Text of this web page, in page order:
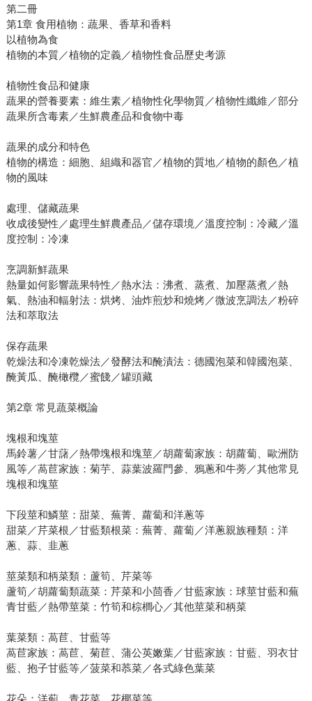
第二冊
第1章 食用植物：蔬果、香草和香料
以植物為食
植物的本質／植物的定義／植物性食品歷史考源
植物性食品和健康
蔬果的營養要素：維生素／植物性化學物質／植物性纖維／部分
蔬果所含毒素／生鮮農產品和食物中毒
蔬果的成分和特色
植物的構造：細胞、組織和器官／植物的質地／植物的顏色／植
物的風味
處理、儲藏蔬果
收成後變性／處理生鮮農產品／儲存環境／溫度控制：冷藏／溫
度控制：冷凍
烹調新鮮蔬果
熱量如何影響蔬果特性／熱水法：沸煮、蒸煮、加壓蒸煮／熱
氣、熱油和輻射法：烘烤、油炸煎炒和燒烤／微波烹調法／粉碎
法和萃取法
保存蔬果
乾燥法和冷凍乾燥法／發酵法和醃漬法：德國泡菜和韓國泡菜、
醃黃瓜、醃橄欖／蜜餞／罐頭藏
第2章 常見蔬菜概論
塊根和塊莖
馬鈴薯／甘藷／熱帶塊根和塊莖／胡蘿蔔家族：胡蘿蔔、歐洲防
風等／萵苣家族：菊芋、蒜葉波羅門參、鴉蔥和牛蒡／其他常見
塊根和塊莖
下段莖和鱗莖：甜菜、蕪菁、蘿蔔和洋蔥等
甜菜／芹菜根／甘藍類根菜：蕪菁、蘿蔔／洋蔥親族種類：洋
蔥、蒜、韭蔥
莖菜類和柄菜類：蘆筍、芹菜等
蘆筍／胡蘿蔔類蔬菜：芹菜和小茴香／甘藍家族：球莖甘藍和蕪
青甘藍／熱帶莖菜：竹筍和棕櫚心／其他莖菜和柄菜
葉菜類：萵苣、甘藍等
萵苣家族：萵苣、菊苣、蒲公英嫩葉／甘藍家族：甘藍、羽衣甘
藍、抱子甘藍等／菠菜和菾菜／各式綠色葉菜
花朵：洋薊、青花菜、花椰菜等